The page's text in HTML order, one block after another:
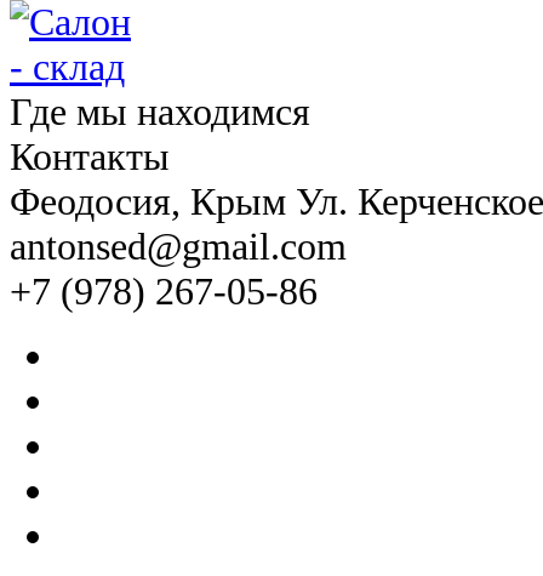
Где мы находимся
Контакты
Феодосия, Крым Ул.
antonsed@gmail.com
+7 (978) 267-05-86